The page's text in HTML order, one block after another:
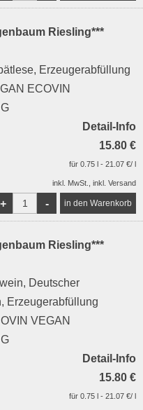
Riesling***
Erzeugerabfüllung
ECOVIN
Detail-Info
15.80 €
für 0.75 l - 21.07 €/ l
inkl. MwSt., inkl. Versand
-
+
Riesling***
Deutscher
Erzeugerabfüllung
VEGAN
Detail-Info
15.80 €
für 0.75 l - 21.07 €/ l